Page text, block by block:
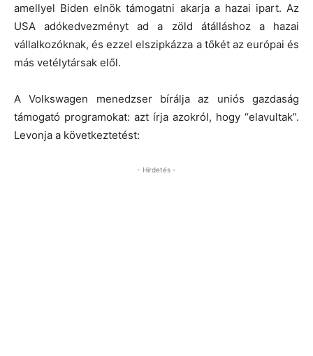
amellyel Biden elnök támogatni akarja a hazai ipart. Az
USA adókedvezményt ad a zöld átálláshoz a hazai
vállalkozóknak, és ezzel elszipkázza a tőkét az európai és
más vetélytársak elől.
A Volkswagen menedzser bírálja az uniós gazdaság
támogató programokat: azt írja azokról, hogy “elavultak”.
Levonja a következtetést:
- Hirdetés -